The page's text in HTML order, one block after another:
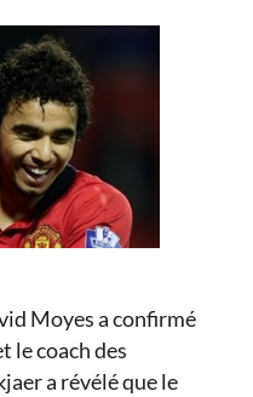
Moyes a confirmé
le coach des
a révélé que le